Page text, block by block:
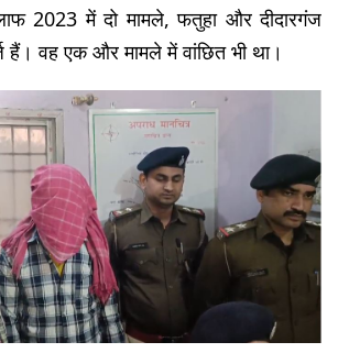
2023 में दो मामले, फतुहा और दीदारगंज
हैं। वह एक और मामले में वांछित भी था।